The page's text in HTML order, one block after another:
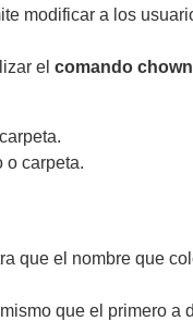
modificar a los
el comando chown
o carpeta.
que el nombre que
que el primero a